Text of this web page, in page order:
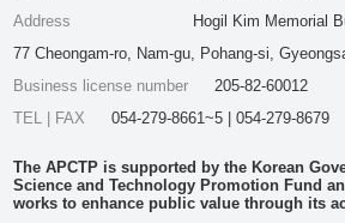
Address
Hogil Kim Memorial
77 Cheongam-ro, Nam-gu, Pohang-si,
Business license number
205-82-60012
TEL | FAX
054-279-8661~5 | 054-279-8679
The APCTP is supported by the Korean
Science and Technology Promotion Fund
works to enhance public value through its